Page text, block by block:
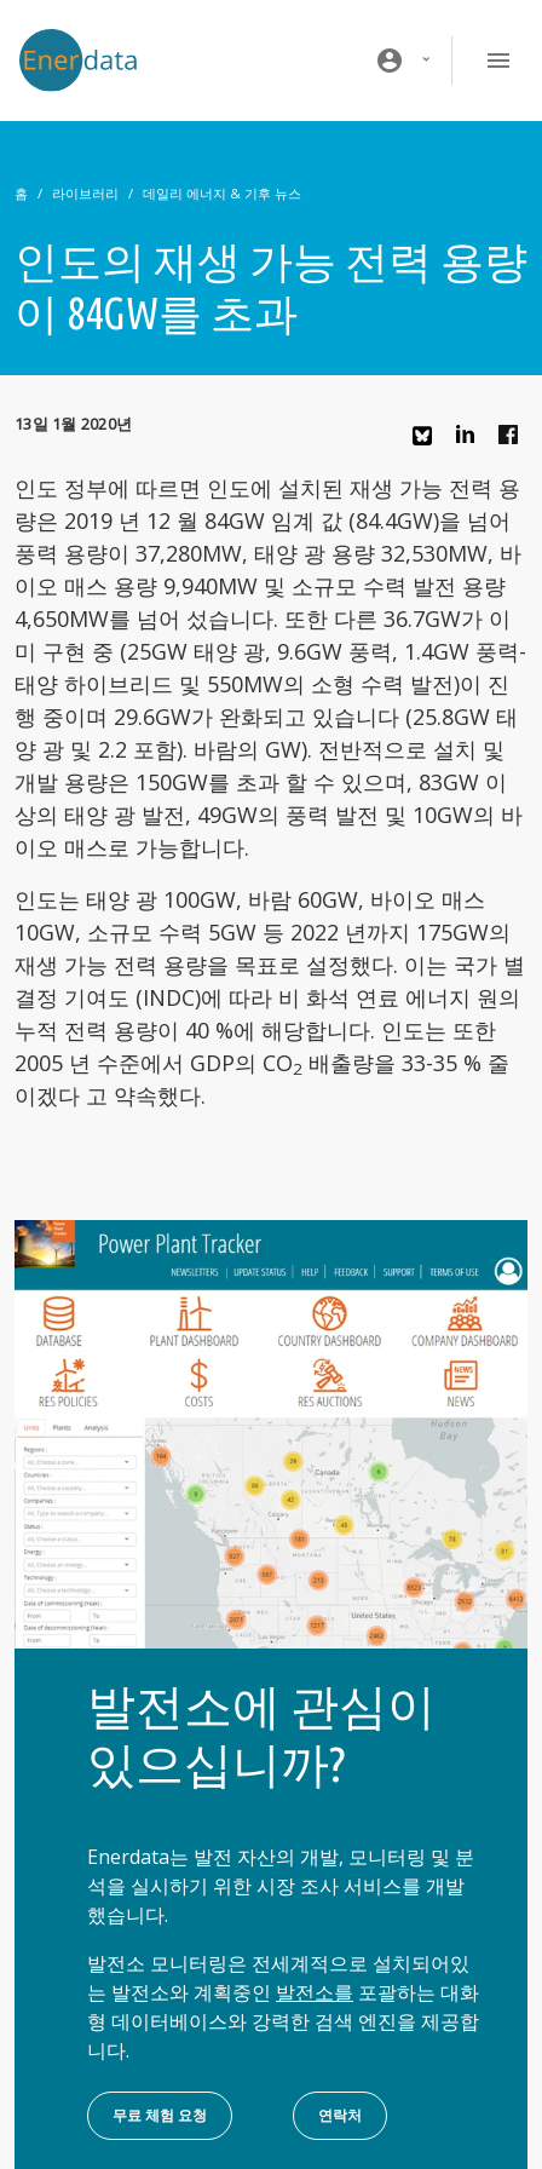
account_circle
홈 라이브러리 데일리 에너지 & 기후 뉴스
인도의 재생 가능 전력 용량
이 84GW를 초과
13일 1월 2020년
인도 정부에 따르면 인도에 설치된 재생 가능 전력 용
량은 2019 년 12 월 84GW 임계 값 (84.4GW)을 넘어
풍력 용량이 37,280MW, 태양 광 용량 32,530MW, 바
이오 매스 용량 9,940MW 및 소규모 수력 발전 용량
4,650MW를 넘어 섰습니다. 또한 다른 36.7GW가 이
미 구현 중 (25GW 태양 광, 9.6GW 풍력, 1.4GW 풍력-
태양 하이브리드 및 550MW의 소형 수력 발전)이 진
행 중이며 29.6GW가 완화되고 있습니다 (25.8GW 태
양 광 및 2.2 포함). 바람의 GW). 전반적으로 설치 및
개발 용량은 150GW를 초과 할 수 있으며, 83GW 이
상의 태양 광 발전, 49GW의 풍력 발전 및 10GW의 바
이오 매스로 가능합니다.
인도는 태양 광 100GW, 바람 60GW, 바이오 매스
10GW, 소규모 수력 5GW 등 2022 년까지 175GW의
재생 가능 전력 용량을 목표로 설정했다. 이는 국가 별
결정 기여도 (INDC)에 따라 비 화석 연료 에너지 원의
누적 전력 용량이 40 %에 해당합니다. 인도는 또한
2005 년 수준에서 GDP의 CO2 배출량을 33-35 % 줄
이겠다 고 약속했다.
발전소에 관심이
있으십니까?
Enerdata는 발전 자산의 개발, 모니터링 및 분
석을 실시하기 위한 시장 조사 서비스를 개발
했습니다.
발전소 모니터링은 전세계적으로 설치되어있
는 발전소와 계획중인 발전소를 포괄하는 대화
형 데이터베이스와 강력한 검색 엔진을 제공합
니다.
무료 체험 요청 연락처